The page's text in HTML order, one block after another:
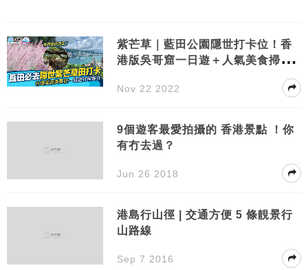
紫芒草｜藍田公園隱世打卡位！香
港版吳哥窟一日遊＋人氣美食掃街
Nov 22 2022
9個遊客最愛拍攝的 香港景點 ！你
有冇去過？
Jun 26 2018
港島行山徑 | 交通方便 5 條靚景行
山路線
Sep 7 2016